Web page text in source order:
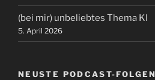
(bei mir) unbeliebtes Thema KI
5. April 2026
NEUSTE PODCAST-FOLGEN